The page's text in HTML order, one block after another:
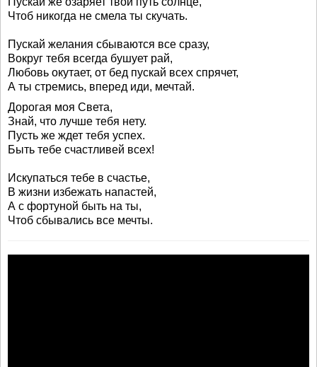
Чтоб никогда не смела ты скучать.
Пускай желания сбываются все сразу,
Вокруг тебя всегда бушует рай,
Любовь окутает, от бед пускай всех спрячет,
А ты стремись, вперед иди, мечтай.
Дорогая моя Света,
Знай, что лучше тебя нету.
Пусть же ждет тебя успех.
Быть тебе счастливей всех!
Искупаться тебе в счастье,
В жизни избежать напастей,
А с фортуной быть на ты,
Чтоб сбывались все мечты.